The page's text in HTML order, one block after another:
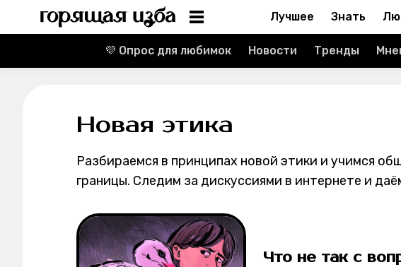
Реклама
Спецпроекты
Контакты
Лучшее Знать
💜 Опрос для любимок Новости Тренды
Новая этика
Разбираемся в принципах новой этики и учимся
границы. Следим за дискуссиями в интернете и
Что не так с